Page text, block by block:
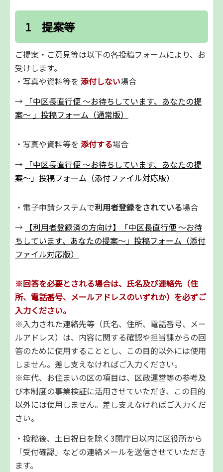
1 提案等
ご提案・ご意見等は以下の各投稿フォームにより、お
受けします。
・写真や資料等を 添付しない場合
→ 「中区長直行便 ～お待ちしています、あなたの提
案～ 」投稿フォーム（通常版）
・写真や資料等を 添付する場合
→ 「中区長直行便 ～お待ちしています、あなたの提
案～」投稿フォーム（添付ファイル対応版）
・電子申請システムで利用者登録をされている場合
→ 【利用者登録済の方向け】「中区長直行便 ～お待
ちしています、あなたの提案～」投稿フォーム（添付
ファイル対応版）
※回答を必要とされる場合は、氏名及び連絡先（住
所、電話番号、メールアドレスのいずれか）を必ずご
入力ください。
※入力された連絡先等（氏名、住所、電話番号、メー
ルアドレス）は、内容に関する確認や担当課からの回
答のために使用することとし、この目的以外には使用
しません。差し支えなければご入力ください。
※年代、お住まいの区の項目は、区政運営等の参考及
び本制度の事業検証に活用させていただき、この目的
以外には使用しません。差し支えなければご入力くだ
さい。
・投稿後、土日祝日を除く3開庁日以内に区役所から
「受付確認」などの連絡メールを送信させていただき
ます。